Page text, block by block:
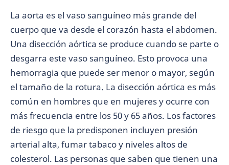
La aorta es el vaso sanguíneo más grande del
cuerpo que va desde el corazón hasta el abdomen.
Una disección aórtica se produce cuando se parte o
desgarra este vaso sanguíneo. Esto provoca una
hemorragia que puede ser menor o mayor, según
el tamaño de la rotura. La disección aórtica es más
común en hombres que en mujeres y ocurre con
más frecuencia entre los 50 y 65 años. Los factores
de riesgo que la predisponen incluyen presión
arterial alta, fumar tabaco y niveles altos de
colesterol. Las personas que saben que tienen una